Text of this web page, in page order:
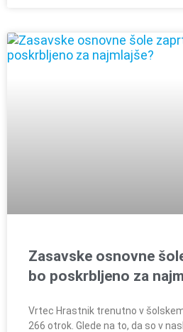
Zasavske osnovne
bo poskrbljeno za
Vrtec Hrastnik trenutno v
266 otrok. Glede na to, da so v